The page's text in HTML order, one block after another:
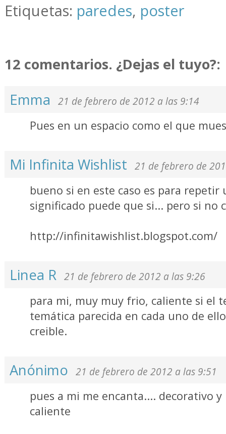
Etiquetas: paredes, poster
12 comentarios. ¿Dejas el tuyo?:
Emma
21 de febrero de 2012 a las 9:14
Pues en un espacio como el que
Mi Infinita Wishlist 21 de febrero de
bueno si en este caso es para
significado puede que si... pero si no
http://infinitawishlist.blogspot.com/
Linea R 21 de febrero de 2012 a las 9:26
para mi, muy muy frio, caliente si el
temática parecida en cada uno de
creible.
Anónimo 21 de febrero de 2012 a las 9:51
pues a mi me encanta.... decorativo
caliente